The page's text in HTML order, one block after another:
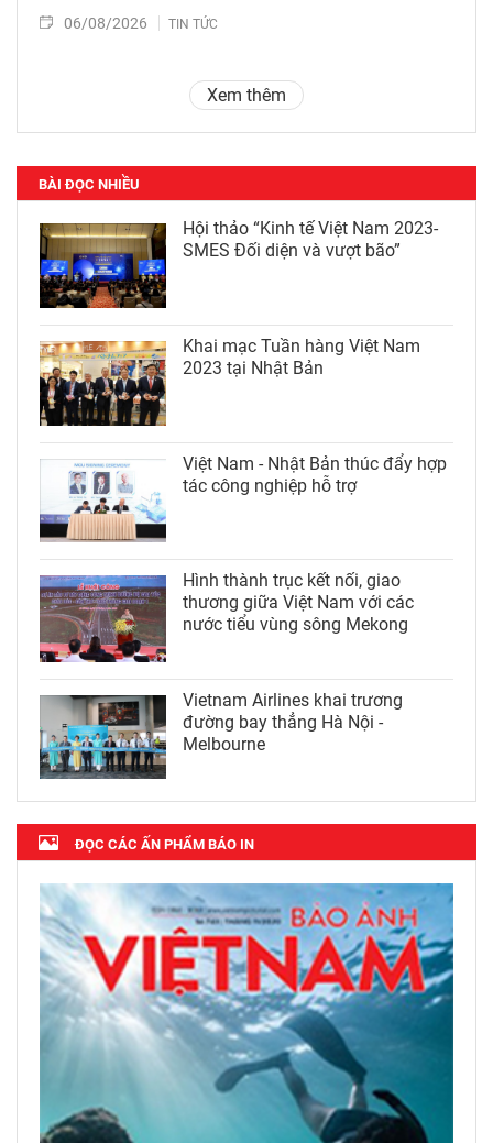
06/08/2026 TIN TỨC
Xem thêm
BÀI ĐỌC NHIỀU
Hội thảo “Kinh tế Việt Nam 2023-
SMES Đối diện và vượt bão”
Khai mạc Tuần hàng Việt Nam
2023 tại Nhật Bản
Việt Nam - Nhật Bản thúc đẩy hợp
tác công nghiệp hỗ trợ
Hình thành trục kết nối, giao
thương giữa Việt Nam với các
nước tiểu vùng sông Mekong
Vietnam Airlines khai trương
đường bay thẳng Hà Nội -
Melbourne
ĐỌC CÁC ẤN PHẨM BÁO IN